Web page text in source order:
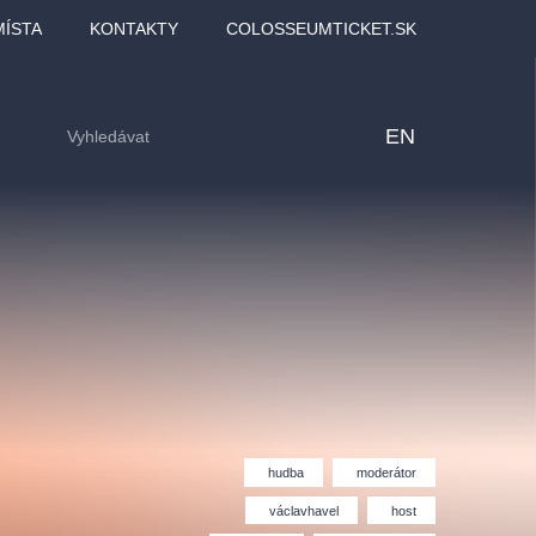
KONTAKTY COLOSSEUMTICKET.SK
EN
hudba moderátor
václavhavel host
Love2Dance - Láska,
Filmový orchestr Praha
v Novoměstské radnici